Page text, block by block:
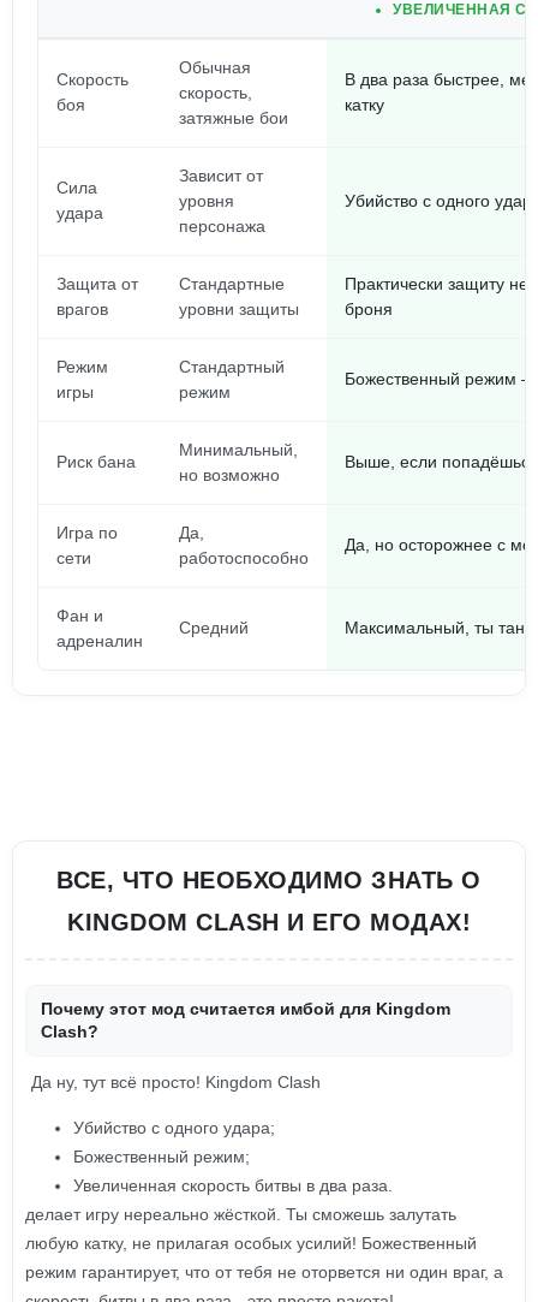
УВЕЛИЧЕННАЯ
Скорость
боя
Обычная
скорость,
затяжные бои
В два раза быстрее,
катку
Сила
удара
Зависит от
уровня
персонажа
Убийство с одного
Защита от
врагов
Стандартные
уровни защиты
Практически защиту не
броня
Режим
игры
Стандартный
режим
Божественный режим –
Риск бана
Минимальный,
но возможно
Выше, если
Игра по
сети
Да,
работоспособно
Да, но осторожнее с
Фан и
адреналин
Средний Максимальный, ты танк
ВСЕ, ЧТО НЕОБХОДИМО ЗНАТЬ О
KINGDOM CLASH И ЕГО МОДАХ!
Почему этот мод считается имбой для Kingdom
Clash?
Да ну, тут всё просто! Kingdom Clash
Убийство с одного удара;
Божественный режим;
Увеличенная скорость битвы в два раза.
делает игру нереально жёсткой. Ты сможешь залутать
любую катку, не прилагая особых усилий! Божественный
режим гарантирует, что от тебя не оторвется ни один враг, а